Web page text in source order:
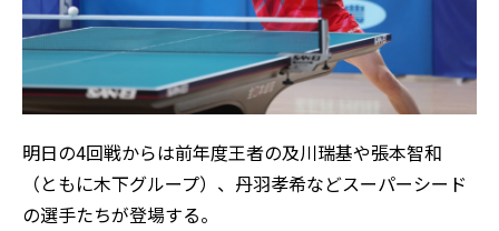
明日の4回戦からは前年度王者の及川瑞基や張本智和
（ともに木下グループ）、丹羽孝希などスーパーシード
の選手たちが登場する。